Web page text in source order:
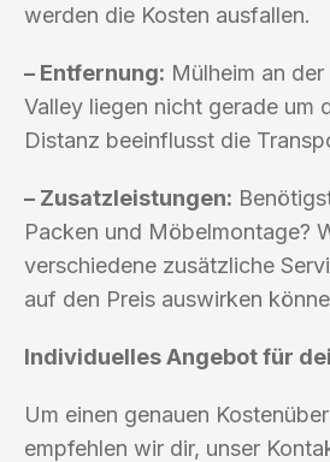
werden die Kosten ausfallen.
– Entfernung: Mülheim an
Valley liegen nicht gerade um
Distanz beeinflusst die
– Zusatzleistungen:
Packen und Möbelmontage?
verschiedene zusätzliche
auf den Preis auswirken
Individuelles Angebot für
Um einen genauen
empfehlen wir dir, unser